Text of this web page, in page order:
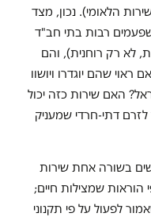
הלאומי). נכון, מצד
רבות בתי חב"ד
לא רק רוחנית), והם
שהם יוגדרו ויושוו
האם שירות כזה יכול
דתי-חרדי שמעניק
בשורה אחת שירות
הוראות שמצילות חיים;
לפעול על פי תקנוני